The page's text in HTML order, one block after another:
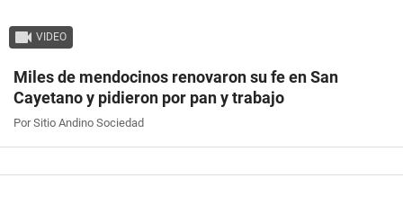
VIDEO
Miles de mendocinos renovaron su fe en San
Cayetano y pidieron por pan y trabajo
Por Sitio Andino Sociedad